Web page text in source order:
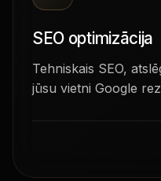
SEO optimizācija
Tehniskais SEO,
jūsu vietni Google